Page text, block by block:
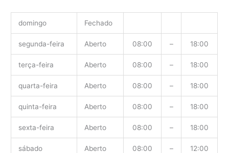
domingo Fechado
segunda-feira Aberto 08:00 – 18:00
terça-feira Aberto 08:00 – 18:00
quarta-feira Aberto 08:00 – 18:00
quinta-feira Aberto 08:00 – 18:00
sexta-feira Aberto 08:00 – 18:00
sábado Aberto 08:00 – 12:00